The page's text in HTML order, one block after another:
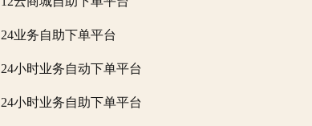
24业务自助下单平台
24小时业务自动下单平台
24小时业务自助下单平台